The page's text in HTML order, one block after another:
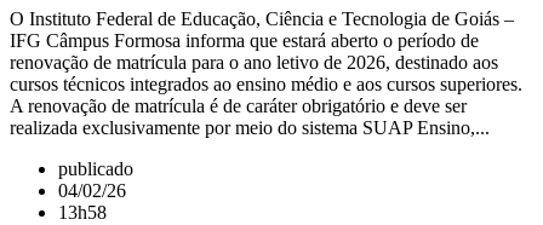
O Instituto Federal de Educação, Ciência e Tecnologia de Goiás –
IFG Câmpus Formosa informa que estará aberto o período de
renovação de matrícula para o ano letivo de 2026, destinado aos
cursos técnicos integrados ao ensino médio e aos cursos superiores.
A renovação de matrícula é de caráter obrigatório e deve ser
realizada exclusivamente por meio do sistema SUAP Ensino,...
publicado
04/02/26
13h58